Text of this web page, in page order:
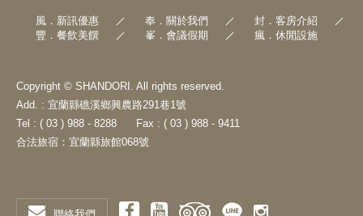
風．新訊優惠 奉．關於我們
封．客房介紹
豐．餐飲美饌
峯．會議假期 瘋．休閒設施
Copyright © SHANDORI. All rights reserved.
Add. : 宜蘭縣礁溪鄉興農路291巷1號
Tel : ( 03 ) 988 - 8288
Fax : ( 03 ) 988 - 9411
合法旅宿：宜蘭縣旅館068號